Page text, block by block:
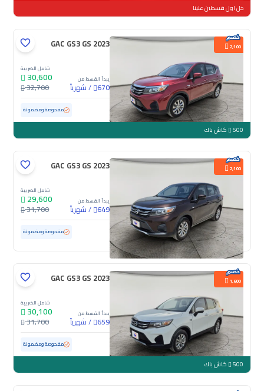
خل اول قسطين علينا
2,100
GAC GS3 GS 2023
يبدأ القسط من
670
/شهرياً
شامل الضريبة
30,600
32,700
مستعملة 72,106 كم مفحوصة ومضمونة
500 كاش باك
2,100
GAC GS3 GS 2023
يبدأ القسط من
649
/شهرياً
شامل الضريبة
29,600
31,700
مستعملة 103,276 كم مفحوصة ومضمونة
1,600
GAC GS3 GS 2023
يبدأ القسط من
659
/شهرياً
شامل الضريبة
30,100
31,700
مستعملة 117,602 كم مفحوصة ومضمونة
500 كاش باك